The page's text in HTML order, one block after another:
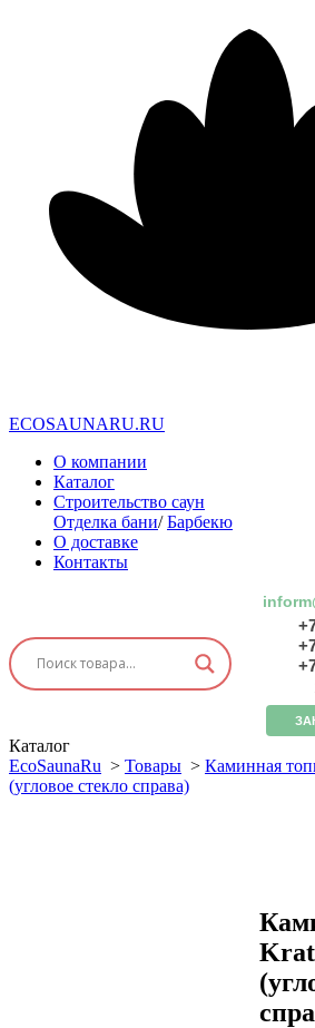
ECOSAUNARU.RU
О компании
Каталог
Строительство саун
Отделка бани/Барбекю
О доставке
Контакты
Каталог
EcoSaunaRu > Товары > Каминная
(угловое стекло справа)